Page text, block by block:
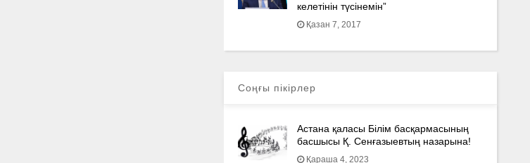
келетінін түсінемін”
Қазан 7, 2017
Соңғы пікірлер
Астана қаласы Білім басқармасының
басшысы Қ. Сенғазыевтың назарына!
Қараша 4, 2023